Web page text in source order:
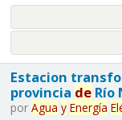
Estacion
provincia deRío
por Agua y Energía